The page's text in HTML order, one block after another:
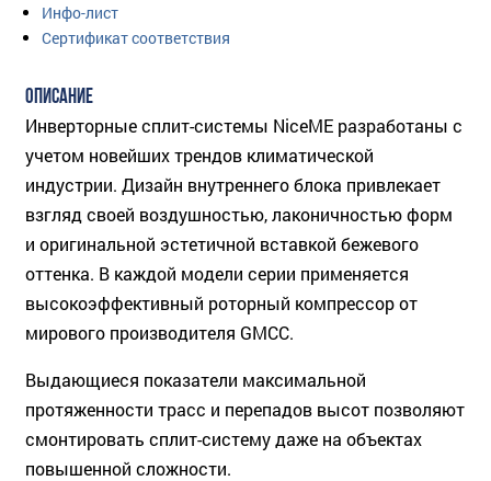
Инфо-лист
Сертификат соответствия
ОПИСАНИЕ
Инверторные сплит-системы NiceME разработаны с
учетом новейших трендов климатической
индустрии. Дизайн внутреннего блока привлекает
взгляд своей воздушностью, лаконичностью форм
и оригинальной эстетичной вставкой бежевого
оттенка. В каждой модели серии применяется
высокоэффективный роторный компрессор от
мирового производителя GMCC.
Выдающиеся показатели максимальной
протяженности трасс и перепадов высот позволяют
смонтировать сплит-систему даже на объектах
повышенной сложности.